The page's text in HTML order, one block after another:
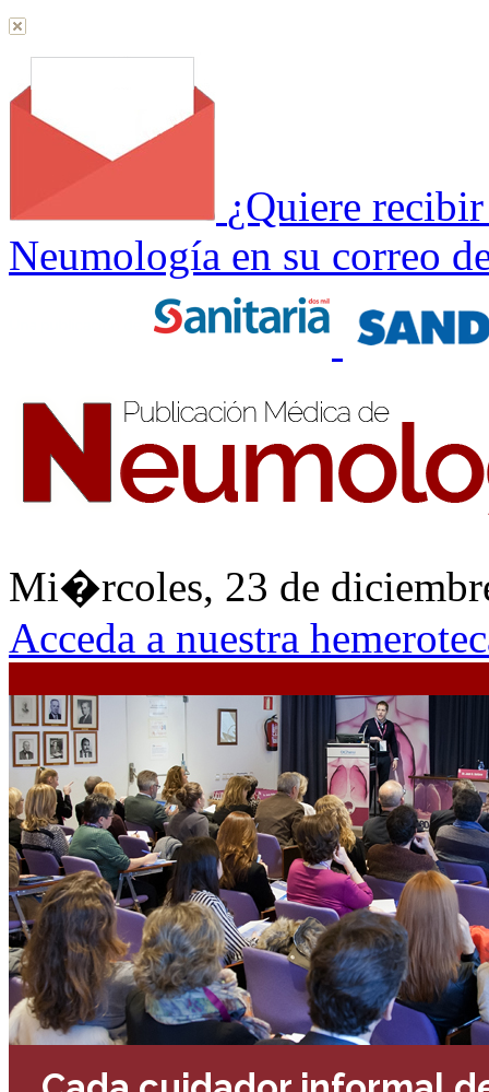
¿Quiere
Neumología en su correo
Mi�rcoles, 23 de
Acceda a nuestra